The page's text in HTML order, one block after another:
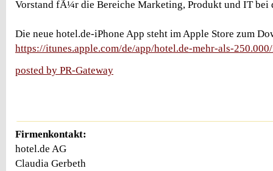
Vorstand fÃ¼r die Bereiche Marketing, Produkt und IT bei
Die neue hotel.de-iPhone App steht im Apple Store zum
https://itunes.apple.com/de/app/hotel.de-mehr-als-
posted by PR-Gateway
Firmenkontakt:
hotel.de AG
Claudia Gerbeth